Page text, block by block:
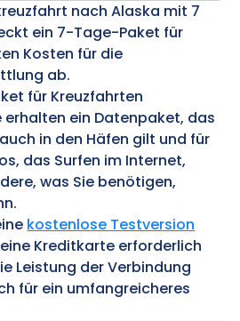
nach Alaska mit 7
ein 7-Tage-Paket für
Kosten für die
ab.
für Kreuzfahrten
erhalten ein Datenpaket, das
in den Häfen gilt und für
das Surfen im Internet,
was Sie benötigen,
kostenlose Testversion
Kreditkarte erforderlich
Leistung der Verbindung
für ein umfangreicheres